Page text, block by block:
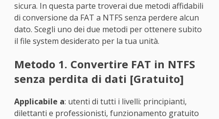
sicura. In questa parte troverai due metodi affidabili
di conversione da FAT a NTFS senza perdere alcun
dato. Scegli uno dei due metodi per ottenere subito
il file system desiderato per la tua unità.
Metodo 1. Convertire FAT in NTFS
senza perdita di dati [Gratuito]
Applicabile a: utenti di tutti i livelli: principianti,
dilettanti e professionisti, funzionamento gratuito